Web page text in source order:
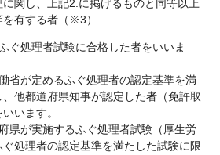
関し、上記2.に掲げるものと同等以上
有する者（※3）
ぐ処理者試験に合格した者をいいま
省が定めるふぐ処理者の認定基準を満
他都道府県知事が認定した者（免許取
います。
県が実施するふぐ処理者試験（厚生労
処理者の認定基準を満たした試験に限